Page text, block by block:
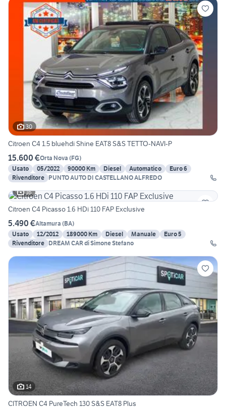
30
Citroen C4 1.5 bluehdi Shine EAT8 S&S TETTO-NAVI-P
15.600 €Orta Nova (FG)
Usato
05/2022 90000 Km Diesel Automatico
Euro 6
Rivenditore PUNTO AUTO DI CASTELLANO ALFREDO
16
Citroen C4 Picasso 1.6 HDi 110 FAP Exclusive
5.490 €Altamura (BA)
Usato
12/2012 189000 Km Diesel Manuale
Euro 5
Rivenditore DREAM CAR di Simone Stefano
14
CITROEN C4 PureTech 130 S&S EAT8 Plus